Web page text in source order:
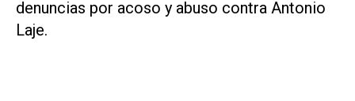
denuncias por acoso y abuso contra Antonio
Laje.